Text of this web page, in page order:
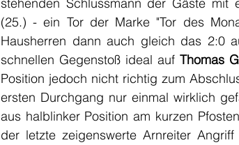
(25.) - ein Tor der Marke "Tor des
Hausherren dann auch gleich das 2:0
schnellen Gegenstoß ideal auf Thomas
Position jedoch nicht richtig zum
ersten Durchgang nur einmal wirklich
aus halblinker Position am kurzen
der letzte zeigenswerte Arnreiter